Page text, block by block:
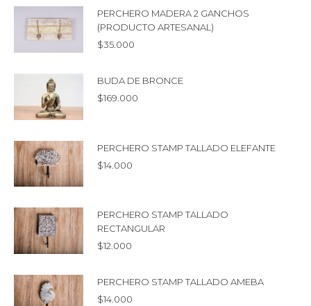
PERCHERO MADERA 2 GANCHOS
(PRODUCTO ARTESANAL)
$35.000
BUDA DE BRONCE
$169.000
PERCHERO STAMP TALLADO ELEFANTE
$14.000
PERCHERO STAMP TALLADO
RECTANGULAR
$12.000
PERCHERO STAMP TALLADO AMEBA
$14.000